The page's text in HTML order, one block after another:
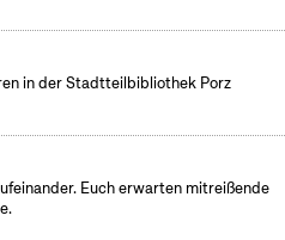
in der Stadtteilbibliothek Porz
Euch erwarten mitreißende